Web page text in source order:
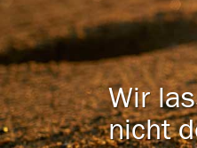
Wir
nicht